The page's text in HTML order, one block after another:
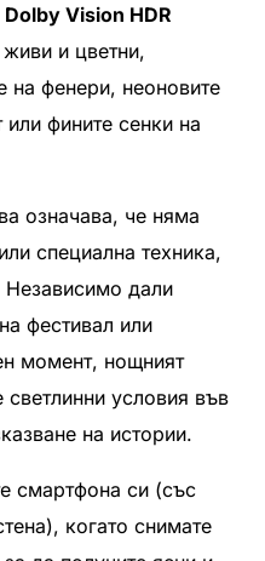
Dolby Vision HDR
и цветни,
на фенери, неоновите
фините сенки на
означава, че няма
специална техника,
Независимо дали
фестивал или
момент, нощният
условия във
на истории.
смартфона си (със
когато снимате